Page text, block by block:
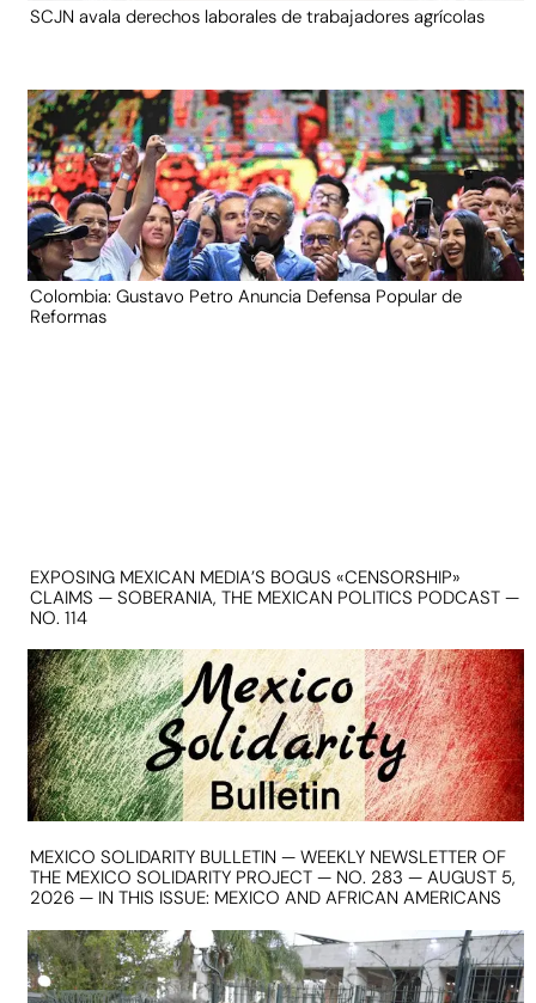
SCJN avala derechos laborales de trabajadores agrícolas
Colombia: Gustavo Petro Anuncia Defensa Popular de
Reformas
EXPOSING MEXICAN MEDIA’S BOGUS «CENSORSHIP»
CLAIMS — SOBERANIA, THE MEXICAN POLITICS PODCAST —
NO. 114
MEXICO SOLIDARITY BULLETIN — WEEKLY NEWSLETTER OF
THE MEXICO SOLIDARITY PROJECT — NO. 283 — AUGUST 5,
2026 — IN THIS ISSUE: MEXICO AND AFRICAN AMERICANS